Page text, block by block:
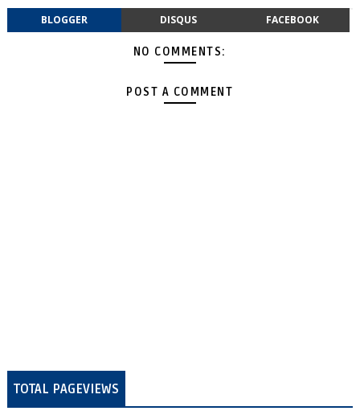
BLOGGER DISQUS FACEBOOK
NO COMMENTS:
POST A COMMENT
TOTAL PAGEVIEWS